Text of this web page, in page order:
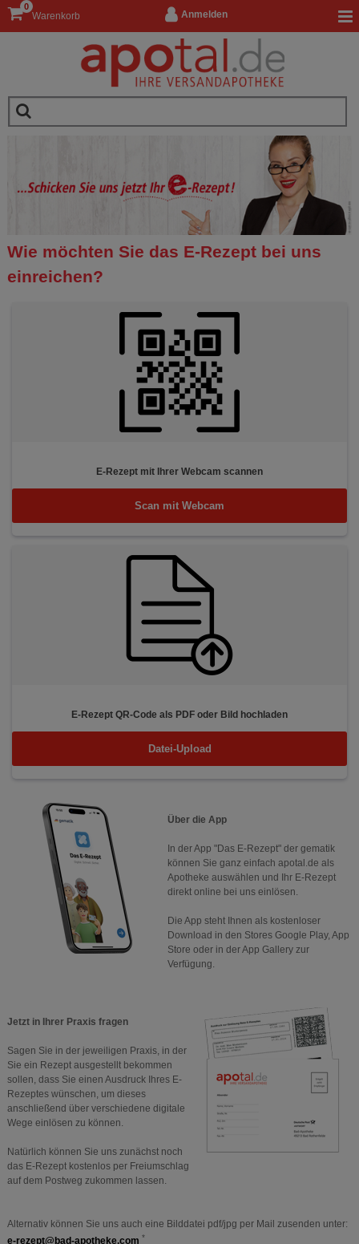
Anmelden
Warenkorb
0
Wie möchten Sie das E-Rezept bei uns
einreichen?
E-Rezept mit Ihrer Webcam scannen
Scan mit Webcam
E-Rezept QR-Code als PDF oder Bild hochladen
Datei-Upload
Über die App
In der App "Das E-Rezept" der gematik
können Sie ganz einfach apotal.de als
Apotheke auswählen und Ihr E-Rezept
direkt online bei uns einlösen.
Die App steht Ihnen als kostenloser
Download in den Stores Google Play, App
Store oder in der App Gallery zur
Verfügung.
Jetzt in Ihrer Praxis fragen
Sagen Sie in der jeweiligen Praxis, in der
Sie ein Rezept ausgestellt bekommen
sollen, dass Sie einen Ausdruck Ihres E-
Rezeptes wünschen, um dieses
anschließend über verschiedene digitale
Wege einlösen zu können.
Natürlich können Sie uns zunächst noch
das E-Rezept kostenlos per Freiumschlag
auf dem Postweg zukommen lassen.
Alternativ können Sie uns auch eine Bilddatei pdf/jpg per Mail zusenden unter:
e-rezept@bad-apotheke.com *